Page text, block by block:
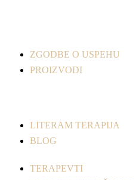
ZGODBE O USPEHU
PROIZVODI
LITERAM TERAPIJA
BLOG
TERAPEVTI